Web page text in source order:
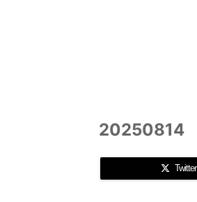
20250814
Twitter